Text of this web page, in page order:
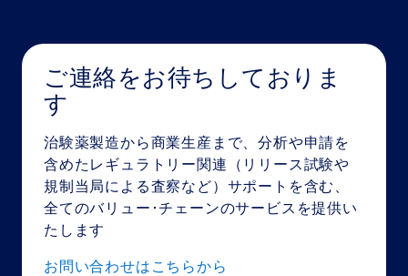
ご連絡をお待ちしておりま
す
治験薬製造から商業生産まで、分析や申請を
含めたレギュラトリー関連（リリース試験や
規制当局による査察など）サポートを含む、
全てのバリュー･チェーンのサービスを提供い
たします
お問い合わせはこちらから